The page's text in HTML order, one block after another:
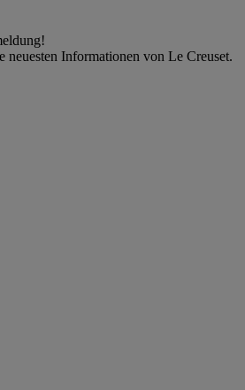
neuesten Informationen von Le Creuset.